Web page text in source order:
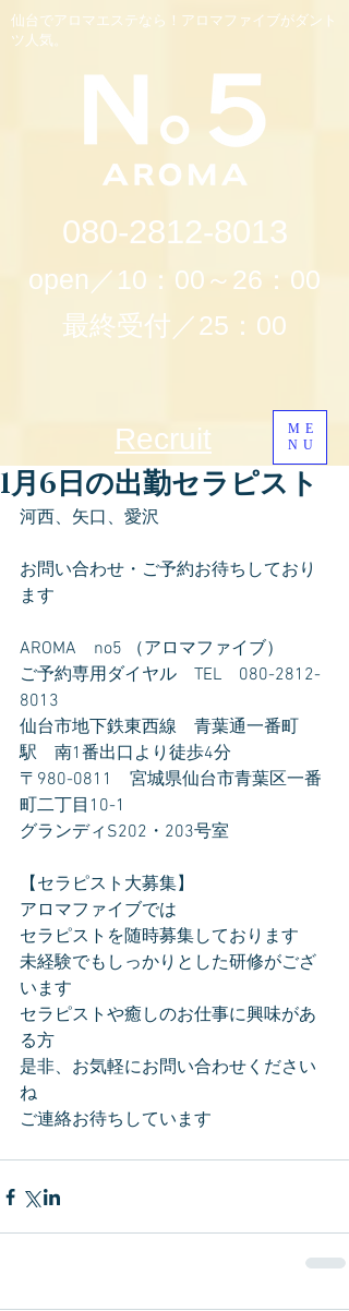
仙台でアロマエステなら！アロマファイブがダント
ツ人気。
080-2812-8013
open／10：00～26：00
最終受付／25：00
ME
NU
Recruit
1月6日の出勤セラピスト
河西、矢口、愛沢
お問い合わせ・ご予約お待ちしており
ます
AROMA　no5 （アロマファイブ）
ご予約専用ダイヤル　TEL　080-2812-
8013
仙台市地下鉄東西線　青葉通一番町
駅　南1番出口より徒歩4分
〒980-0811　宮城県仙台市青葉区一番
町二丁目10-1
グランディS202・203号室
【セラピスト大募集】
アロマファイブでは
セラピストを随時募集しております
未経験でもしっかりとした研修がござ
います
セラピストや癒しのお仕事に興味があ
る方
是非、お気軽にお問い合わせください
ね
ご連絡お待ちしています